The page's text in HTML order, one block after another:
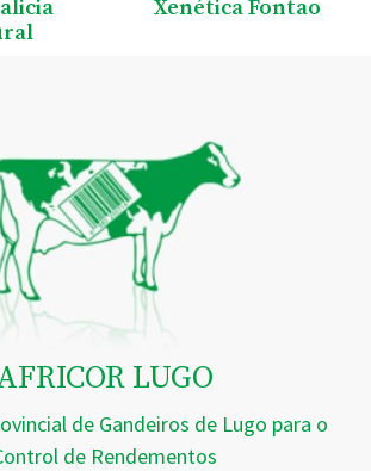
Xenética Fontao
LUGO
de Gandeiros de Lugo para o
de Rendementos